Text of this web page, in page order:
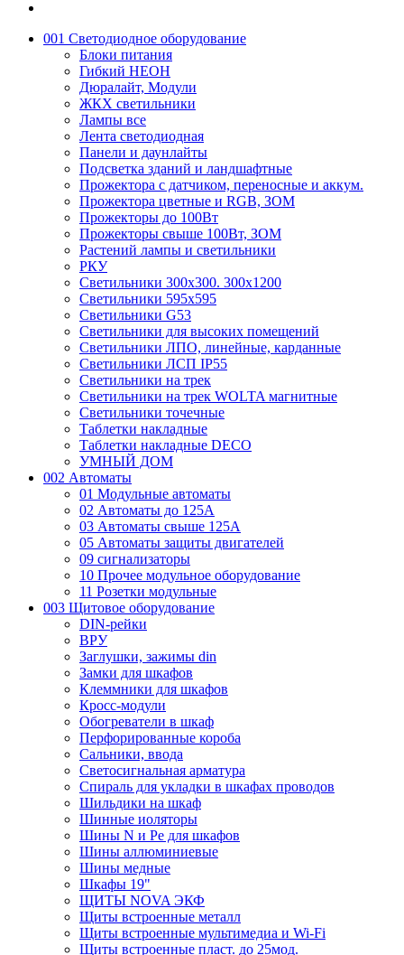
001 Светодиодное оборудование
Блоки питания
Гибкий НЕОН
Дюралайт, Модули
ЖКХ светильники
Лампы все
Лента светодиодная
Панели и даунлайты
Подсветка зданий и ландшафтные
Прожектора с датчиком, переносные и аккум.
Прожектора цветные и RGB, ЗОМ
Прожекторы до 100Вт
Прожекторы свыше 100Вт, ЗОМ
Растений лампы и светильники
РКУ
Светильники 300х300. 300х1200
Светильники 595х595
Светильники G53
Светильники для высоких помещений
Светильники ЛПО, линейные, карданные
Светильники ЛСП IP55
Светильники на трек
Светильники на трек WOLTA магнитные
Светильники точечные
Таблетки накладные
Таблетки накладные DECO
УМНЫЙ ДОМ
002 Автоматы
01 Модульные автоматы
02 Автоматы до 125А
03 Автоматы свыше 125А
05 Автоматы защиты двигателей
09 сигнализаторы
10 Прочее модульное оборудование
11 Розетки модульные
003 Щитовое оборудование
DIN-рейки
ВРУ
Заглушки, зажимы din
Замки для шкафов
Клеммники для шкафов
Кросс-модули
Обогреватели в шкаф
Перфорированные короба
Сальники, ввода
Светосигнальная арматура
Спираль для укладки в шкафах проводов
Шильдики на шкаф
Шинные иоляторы
Шины N и Pe для шкафов
Шины аллюминиевые
Шины медные
Шкафы 19"
ЩИТЫ NOVA ЭКФ
Щиты встроенные металл
Щиты встроенные мультимедиа и Wi-Fi
Щиты встроенные пласт. до 25мод.